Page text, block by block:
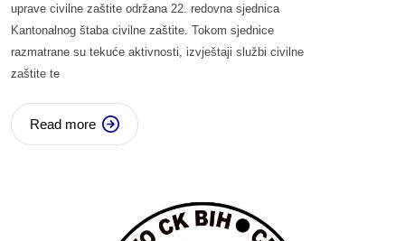
uprave civilne zaštite održana 22. redovna sjednica
Kantonalnog štaba civilne zaštite. Tokom sjednice
razmatrane su tekuće aktivnosti, izvještaji službi civilne
zaštite te
Read more